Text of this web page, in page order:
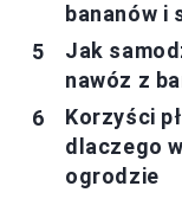
bananów i
Jak
nawóz z
Korzyści
dlaczego
ogrodzie